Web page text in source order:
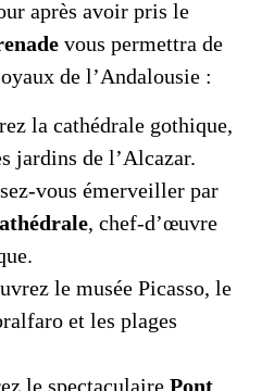
après avoir pris le
vous permettra de
de l’Andalousie :
la cathédrale gothique,
jardins de l’Alcazar.
vous émerveiller par
, chef-d’œuvre
le musée Picasso, le
et les plages
le spectaculaire Pont